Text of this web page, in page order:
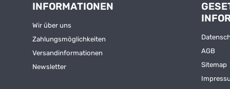
INFORMATIONEN
Wir über uns
Zahlungsmöglichkeiten
Versandinformationen
Newsletter
AGB
Sitemap